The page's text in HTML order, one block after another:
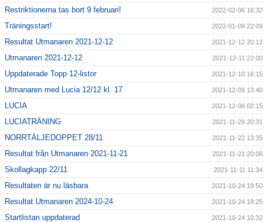
Restriktionerna tas bort 9 februari! 2022-02-06 16:32
Träningsstart! 2022-01-09 22:09
Resultat Utmanaren 2021-12-12 2021-12-12 20:12
Utmanaren 2021-12-12 2021-12-11 22:00
Uppdaterade Topp 12-listor 2021-12-10 16:15
Utmanaren med Lucia 12/12 kl. 17 2021-12-09 13:40
LUCIA 2021-12-06 02:15
LUCIATRÄNING 2021-11-29 20:31
NORRTÄLJEDOPPET 28/11 2021-11-22 13:35
Resultat från Utmanaren 2021-11-21 2021-11-21 20:06
Skollagkapp 22/11 2021-11-11 11:34
Resultaten är nu läsbara 2021-10-24 19:50
Resultat Utmanaren 2024-10-24 2021-10-24 18:25
Startlistan uppdaterad 2021-10-24 10:32